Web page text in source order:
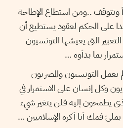
وتتوقف ..ومن استطاع الإطاحة
على الحكم لعقود يستطيع أن
التي يعيشها التونسيون
بما بدأوه …
يعمل التونسيون والمصريون
وكل إنسان على الاستمرار في
يطمحون إليه فلن يتغير شيء
فمك أنا أكره الإسلاميين …